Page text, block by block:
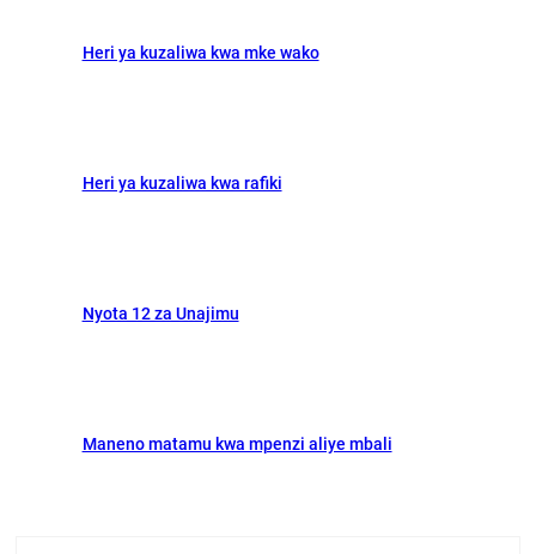
nHeri ya kuzaliwa kwa mke wako
Heri ya kuzaliwa kwa rafiki
Nyota 12 za Unajimu
Maneno matamu kwa mpenzi aliye mbali